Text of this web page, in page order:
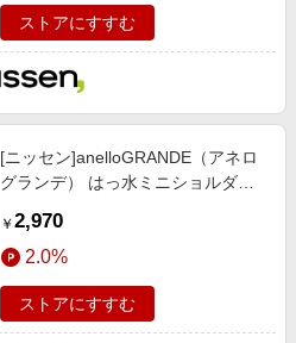
ストアにすすむ
[ニッセン]anelloGRANDE（アネロ
グランデ） はっ水ミニショルダー
ッグ/アクセサリー / バッグ/鞄/ ショ
ルダーバッグ/ネイビー×ブルー
￥ 2,970
2.0%
ストアにすすむ